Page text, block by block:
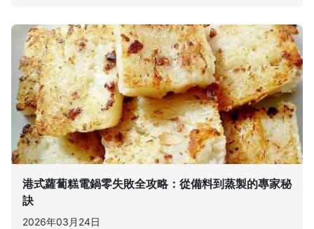
港式蘿蔔糕電鍋零失敗全攻略：從備料到蒸製的專家秘
訣
2026年03月24日